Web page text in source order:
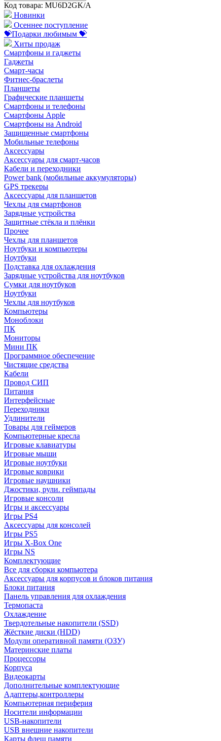
Код товара: MU6D2GK/A
Новинки
Осеннее поступление
💝Подарки любимым 💝
Хиты продаж
Смартфоны и гаджеты
Гаджеты
Смарт-часы
Фитнес-браслеты
Планшеты
Графические планшеты
Смартфоны и телефоны
Смартфоны Apple
Смартфоны на Android
Защищенные смартфоны
Мобильные телефоны
Аксессуары
Аксессуары для смарт-часов
Кабели и переходники
Power bank (мобильные аккумуляторы)
GPS трекеры
Аксессуары для планшетов
Чехлы для смартфонов
Зарядные устройства
Защитные стёкла и плёнки
Прочее
Чехлы для планшетов
Ноутбуки и компьютеры
Ноутбуки
Подставка для охлаждения
Зарядные устройства для ноутбуков
Сумки для ноутбуков
Ноутбуки
Чехлы для ноутбуков
Компьютеры
Моноблоки
ПК
Мониторы
Мини ПК
Программное обеспечение
Чистящие средства
Кабели
Провод СИП
Питания
Интерфейсные
Переходники
Удлинители
Товары для геймеров
Компьютерные кресла
Игровые клавиатуры
Игровые мыши
Игровые ноутбуки
Игровые коврики
Игровые наушники
Джостики, рули. геймпады
Игровые консоли
Игры и аксессуары
Игры PS4
Аксессуары для консолей
Игры PS5
Игры X-Box One
Игры NS
Комплектующие
Все для сборки компьютера
Аксессуары для корпусов и блоков питания
Блоки питания
Панель управления для охлаждения
Термопаста
Охлаждение
Твердотельные накопители (SSD)
Жёсткие диски (HDD)
Модули оперативной памяти (ОЗУ)
Материнские платы
Процессоры
Корпуса
Видеокарты
Дополнительные комплектующие
Адаптеры,контроллеры
Компьютерная периферия
Носители информации
USB-накопители
USB внешние накопители
Карты флеш памяти